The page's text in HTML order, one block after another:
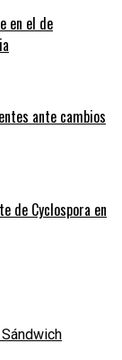
en el de
ante cambios
de Cyclospora en